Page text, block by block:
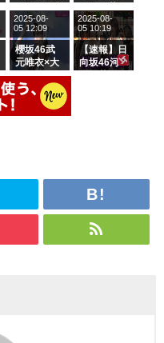
属を発表
ら移籍しフ
ラーム所属
に。これで
事務所に所
属している
櫻坂46武
元唯衣×大
沼晶保、お
風呂場のE
カップお姉
2025-08-
05 12:09
【速報】日
向坂46河
2025-08-
05 10:19